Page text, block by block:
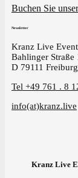
Buchen Sie
Newsletter
Kranz Live
Bahlinger Straße
D 79111
Tel +49 761 . 8
info(at)kranz.live
Kranz Live